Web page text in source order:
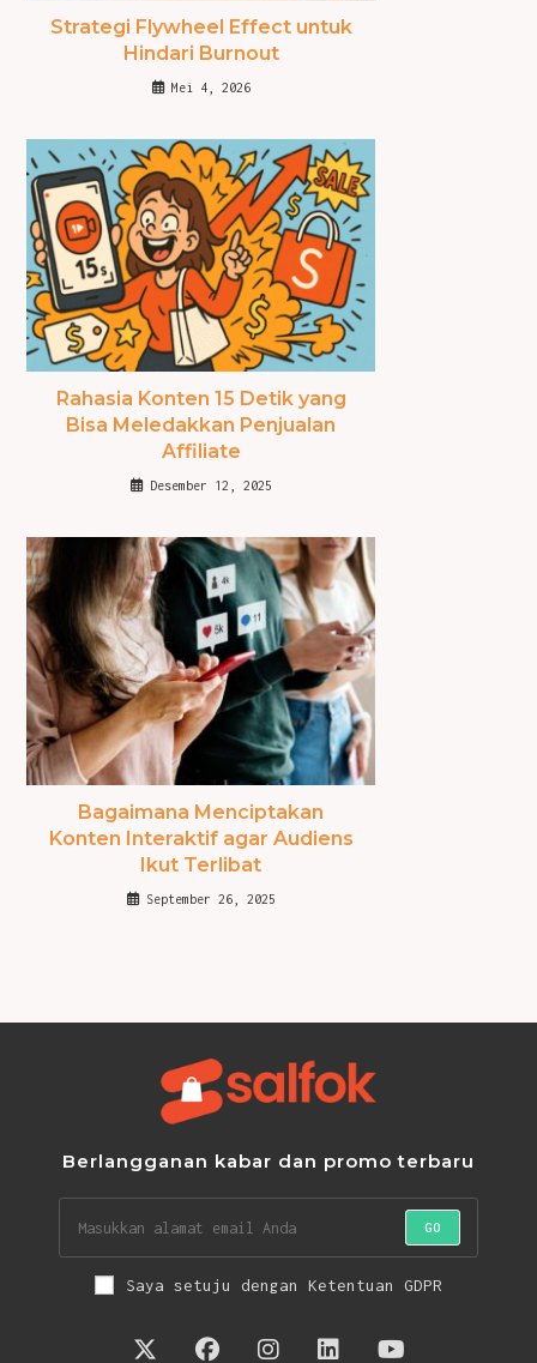
Strategi Flywheel Effect untuk
Hindari Burnout
Mei 4, 2026
Rahasia Konten 15 Detik yang
Bisa Meledakkan Penjualan
Affiliate
Desember 12, 2025
Bagaimana Menciptakan
Konten Interaktif agar Audiens
Ikut Terlibat
September 26, 2025
Berlangganan kabar dan promo terbaru
GO
Saya setuju dengan Ketentuan GDPR